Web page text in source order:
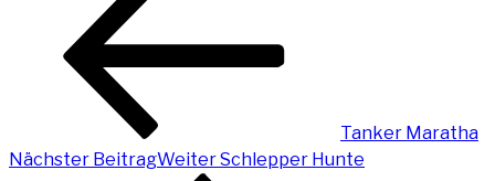
Tanker Maratha
Nächster BeitragWeiterSchlepper Hunte